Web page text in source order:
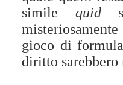
simile quid
gioco di
diritto